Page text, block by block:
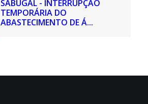
SABUGAL - INTERRUPÇÃO
TEMPORÁRIA DO
ABASTECIMENTO DE Á...